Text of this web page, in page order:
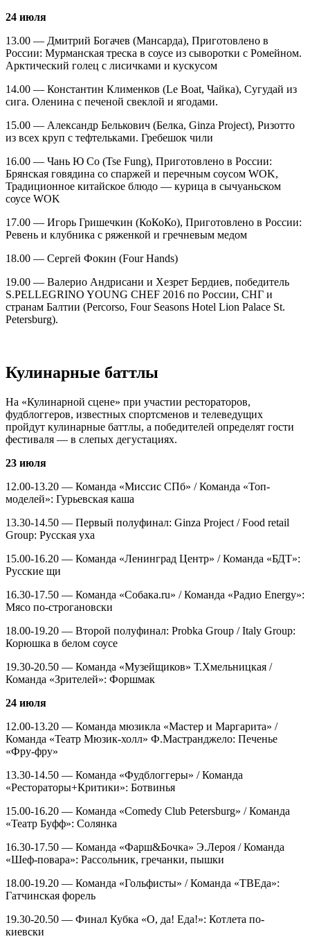
24 июля
13.00 — Дмитрий Богачев (Мансарда), Приготовлено в
России: Мурманская треска в соусе из сыворотки с Ромейном.
Арктический голец с лисичками и кускусом
14.00 — Константин Клименков (Le Boat, Чайка), Сугудай из
сига. Оленина с печеной свеклой и ягодами.
15.00 — Александр Белькович (Белка, Ginza Project), Ризотто
из всех круп с тефтельками. Гребешок чили
16.00 — Чань Ю Со (Tse Fung), Приготовлено в России:
Брянская говядина со спаржей и перечным соусом WOK,
Традиционное китайское блюдо — курица в сычуаньском
соусе WOK
17.00 — Игорь Гришечкин (КоКоКо), Приготовлено в России:
Ревень и клубника с ряженкой и гречневым медом
18.00 — Сергей Фокин (Four Hands)
19.00 — Валерио Андрисани и Хезрет Бердиев, победитель
S.PELLEGRINO YOUNG CHEF 2016 по России, СНГ и
странам Балтии (Percorso, Four Seasons Hotel Lion Palace St.
Petersburg).
Кулинарные баттлы
На «Кулинарной сцене» при участии рестораторов,
фудблоггеров, известных спортсменов и телеведущих
пройдут кулинарные баттлы, а победителей определят гости
фестиваля — в слепых дегустациях.
23 июля
12.00-13.20 — Команда «Миссис СПб» / Команда «Топ-
моделей»: Гурьевская каша
13.30-14.50 — Первый полуфинал: Ginza Project / Food retail
Group: Русская уха
15.00-16.20 — Команда «Ленинград Центр» / Команда «БДТ»:
Русские щи
16.30-17.50 — Команда «Собака.ru» / Команда «Радио Energy»:
Мясо по-строгановски
18.00-19.20 — Второй полуфинал: Probka Group / Italy Group:
Корюшка в белом соусе
19.30-20.50 — Команда «Музейщиков» Т.Хмельницкая /
Команда «Зрителей»: Форшмак
24 июля
12.00-13.20 — Команда мюзикла «Мастер и Маргарита» /
Команда «Театр Мюзик-холл» Ф.Мастранджело: Печенье
«Фру-фру»
13.30-14.50 — Команда «Фудблоггеры» / Команда
«Рестораторы+Критики»: Ботвинья
15.00-16.20 — Команда «Comedy Club Petersburg» / Команда
«Театр Буфф»: Солянка
16.30-17.50 — Команда «Фарш&Бочка» Э.Лероя / Команда
«Шеф-повара»: Рассольник, гречанки, пышки
18.00-19.20 — Команда «Гольфисты» / Команда «ТВЕда»:
Гатчинская форель
19.30-20.50 — Финал Кубка «О, да! Еда!»: Котлета по-
киевски